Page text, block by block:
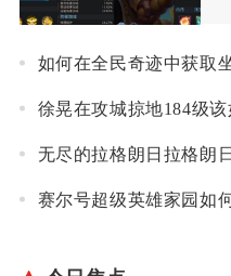
如何在全民奇迹中获取
徐晃在攻城掠地184级
赛尔号超级英雄家园如